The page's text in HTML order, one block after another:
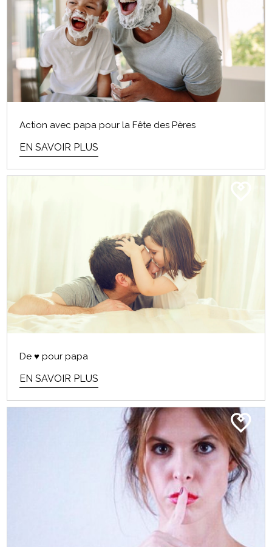
Action avec papa pour la Fête des Pères
EN SAVOIR PLUS
De ♥ pour papa
EN SAVOIR PLUS